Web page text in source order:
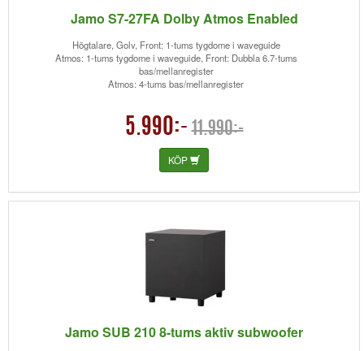
Jamo S7-27FA Dolby Atmos Enabled
Högtalare, Golv, Front: 1-tums tygdome i waveguide
Atmos: 1-tums tygdome i waveguide, Front: Dubbla 6.7-tums
bas/mellanregister
Atmos: 4-tums bas/mellanregister
5.990:- 11.990:-
KÖP
Jamo SUB 210 8-tums aktiv subwoofer